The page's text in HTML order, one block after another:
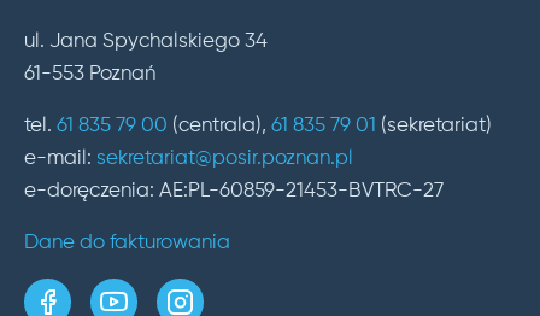
ul. Jana Spychalskiego 34
61-553 Poznań
tel. 61 835 79 00 (centrala), 61 835 79 01 (sekretariat)
e-mail: sekretariat@posir.poznan.pl
e-doręczenia: AE:PL-60859-21453-BVTRC-27
Dane do fakturowania
strona w serwisie Facebook
kanał w serwisie YouTube
profil w serwisie Instagram